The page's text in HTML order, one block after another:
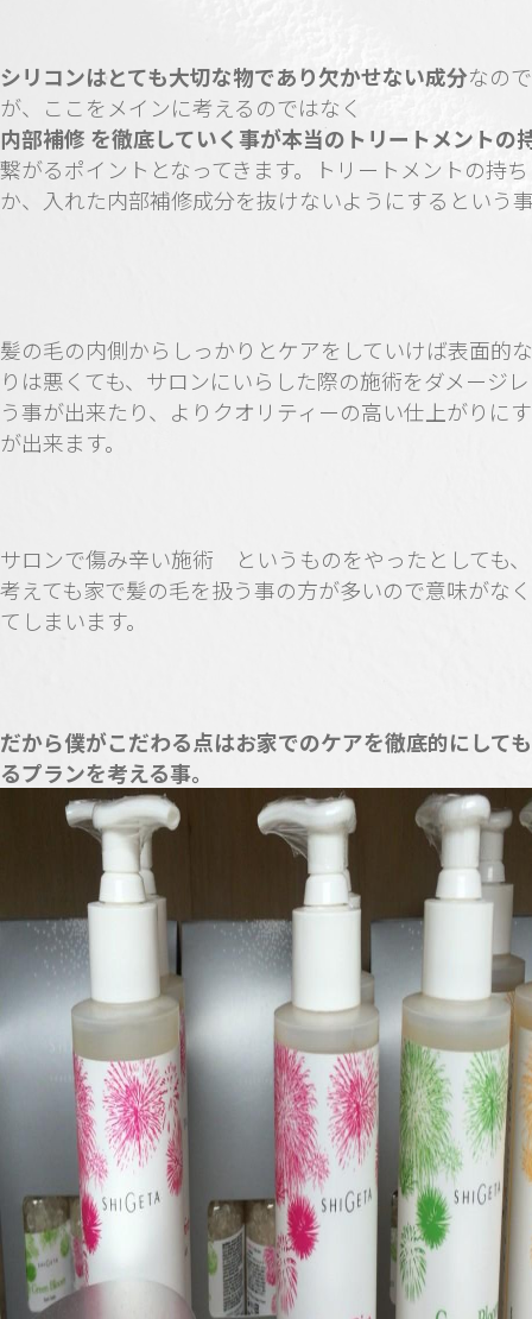
シリコンはとても大切な物であり欠かせない成分なの
が、ここをメインに考えるのではなく
内部補修 を徹底していく事が本当のトリートメントの
繋がるポイントとなってきます。トリートメントの持
か、入れた内部補修成分を抜けないようにするという
髪の毛の内側からしっかりとケアをしていけば表面的
りは悪くても、サロンにいらした際の施術をダメージ
う事が出来たり、よりクオリティーの高い仕上がりに
が出来ます。
サロンで傷み辛い施術 というものをやったとしても
考えても家で髪の毛を扱う事の方が多いので意味がな
てしまいます。
だから僕がこだわる点はお家でのケアを徹底的にして
るプランを考える事。